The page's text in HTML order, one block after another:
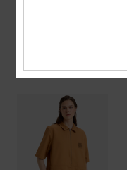
ZULETZT